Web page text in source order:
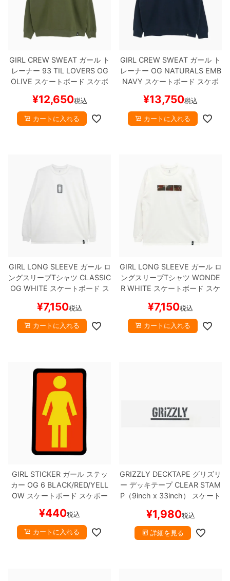
GIRL CREW SWEAT ガール ト
レーナー 93 TIL LOVERS OG
OLIVE スケートボード スケボ
¥12,650税込
カートに入れる
GIRL CREW SWEAT ガール ト
レーナー OG NATURALS EMB
NAVY スケートボード スケボ
¥13,750税込
カートに入れる
GIRL LONG SLEEVE ガールロ
ングスリーブTシャツ CLASSIC
OG WHITE スケートボード ス
¥7,150税込
カートに入れる
GIRL LONG SLEEVE ガールロ
ングスリーブTシャツ WONDE
R WHITE スケートボード スケ
¥7,150税込
カートに入れる
GIRL STICKERガールステッ
カー OG 6 BLACK/RED/YELL
OWスケートボード スケボー
¥440税込
カートに入れる
GRIZZLY DECKTAPE グリズリ
ー デッキテープCLEAR STAM
P（9inch x 33inch）
スケート
¥1,980税込
詳細を見る
8.7inch
8.8inch
8.9inch
9.0inch以上
シェイプデッキ
8.8inch
8.9inch
9.0inch以上
72mm
75mm
110mm
29cm
29.5cm
30cm